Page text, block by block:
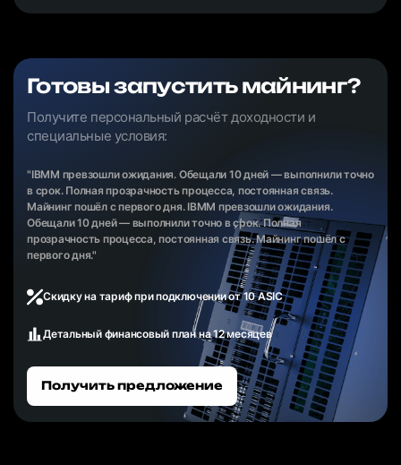
Готовы запустить майнинг?
Получите персональный расчёт доходности и
специальные условия:
"IBMM превзошли ожидания. Обещали 10 дней — выполнили точно
в срок. Полная прозрачность процесса, постоянная связь.
Майнинг пошёл с первого дня. IBMM превзошли ожидания.
Обещали 10 дней — выполнили точно в срок. Полная
прозрачность процесса, постоянная связь. Майнинг пошёл с
первого дня."
Скидку на тариф при подключении от 10 ASIC
Детальный финансовый план на 12 месяцев
Получить предложение